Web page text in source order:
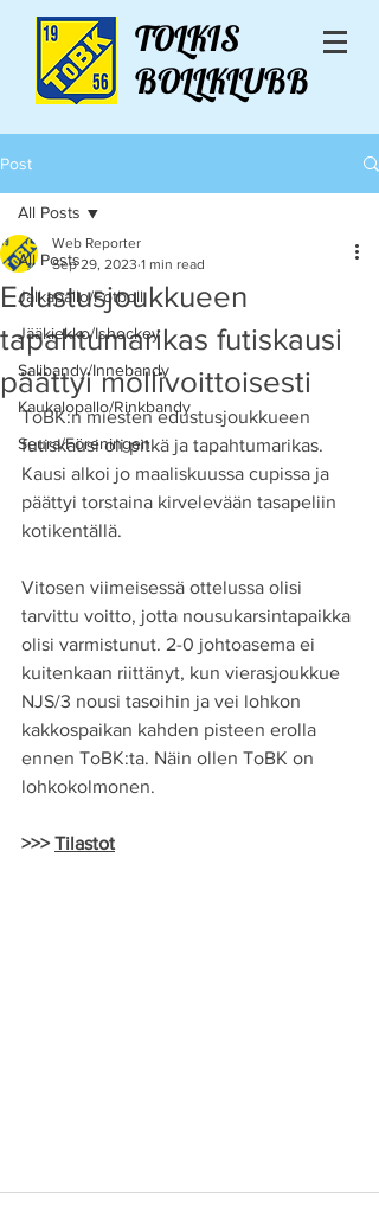
TOLKIS
BOLLKLUBB
Post
All Posts
Jalkapallo/Fotboll
Jääkiekko/Ishockey
Salibandy/Innebandy
Kaukalopallo/Rinkbandy
Seura/Föreningen
All Posts
Edustusjoukkueen
tapahtumarikas futiskausi
päättyi mollivoittoisesti
Web Reporter
Sep 29, 2023 1 min read
ToBK:n miesten edustusjoukkueen
futiskausi oli pitkä ja tapahtumarikas.
Kausi alkoi jo maaliskuussa cupissa ja
päättyi torstaina kirvelevään tasapeliin
kotikentällä.
Vitosen viimeisessä ottelussa olisi
tarvittu voitto, jotta nousukarsintapaikka
olisi varmistunut. 2-0 johtoasema ei
kuitenkaan riittänyt, kun vierasjoukkue
NJS/3 nousi tasoihin ja vei lohkon
kakkospaikan kahden pisteen erolla
ennen ToBK:ta. Näin ollen ToBK on
lohkokolmonen.
>>> Tilastot